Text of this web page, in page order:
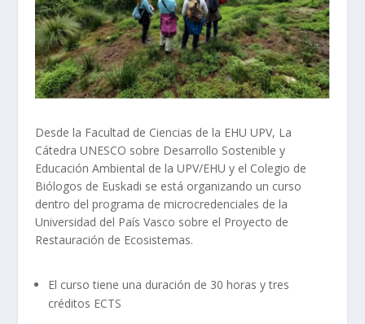
Desde la Facultad de Ciencias de la EHU UPV, La
Cátedra UNESCO sobre Desarrollo Sostenible y
Educación Ambiental de la UPV/EHU y el Colegio de
Biólogos de Euskadi se está organizando un curso
dentro del programa de microcredenciales de la
Universidad del País Vasco sobre el Proyecto de
Restauración de Ecosistemas.
El curso tiene una duración de 30 horas y tres
créditos ECTS